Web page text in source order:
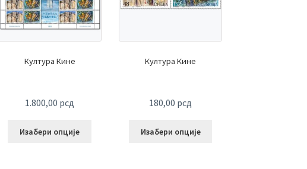
Култура Кине
1.800,00 рсд
Изабери опције
Култура Кине
180,00 рсд
Изабери опције